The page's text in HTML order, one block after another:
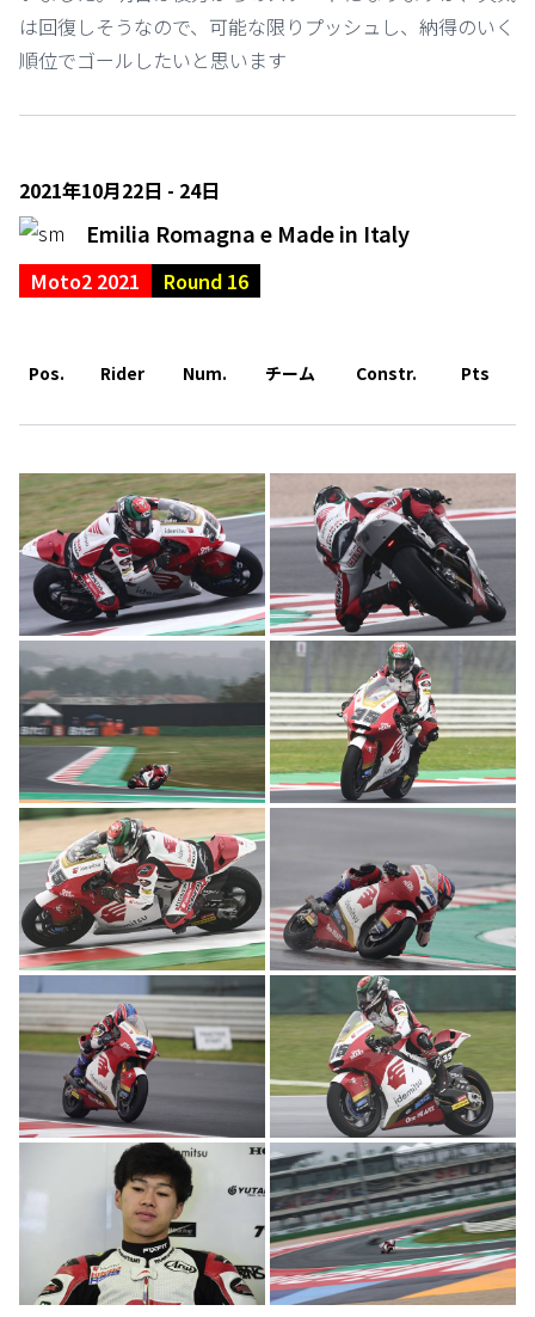
は回復しそうなので、可能な限りプッシュし、納得のいく
順位でゴールしたいと思います
2021年10月22日 - 24日
Emilia Romagna e Made in Italy
Moto2 2021 Round 16
Pos. Rider Num. チーム Constr. Pts